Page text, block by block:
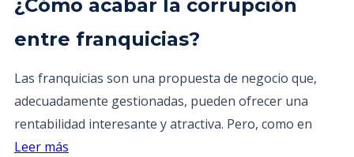
¿Cómo acabar la corrupción
entre franquicias?
Las franquicias son una propuesta de negocio que,
adecuadamente gestionadas, pueden ofrecer una
rentabilidad interesante y atractiva. Pero, como en
Leer más